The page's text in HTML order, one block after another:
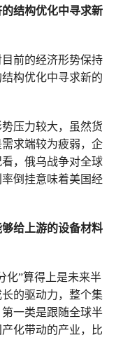
结构优化中寻求新
前的经济形势保持
构优化中寻求新的
压力较大，虽然货
求端较为疲弱，企
，俄乌战争对全球
倒挂意味着美国经
给上游的设备材料
化”算得上是未来半
的驱动力，整个集
一类是跟随全球半
化带动的产业，比